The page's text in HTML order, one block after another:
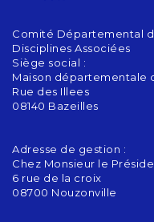
Comité Départemental
Disciplines Associées
Siège social :
Maison départementale
Rue des Illees
08140 Bazeilles
Adresse de gestion :
Chez Monsieur le
6 rue de la croix
08700 Nouzonville